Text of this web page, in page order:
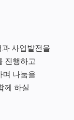
사업발전을
진행하고
며 나눔을
께 하실